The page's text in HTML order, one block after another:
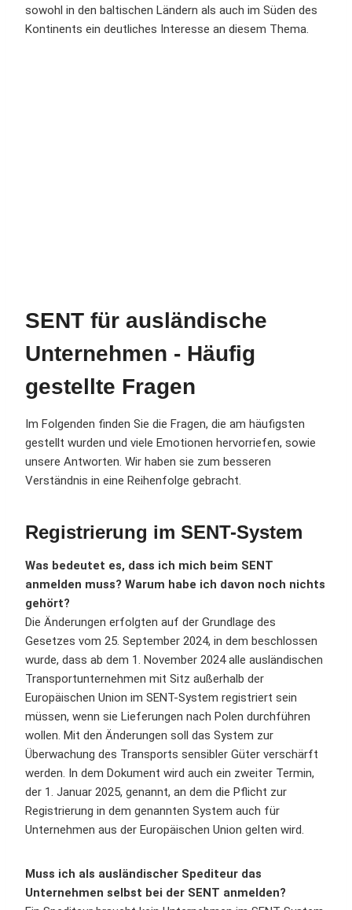
sowohl in den baltischen Ländern als auch im Süden des
Kontinents ein deutliches Interesse an diesem Thema.
SENT für ausländische
Unternehmen - Häufig
gestellte Fragen
Im Folgenden finden Sie die Fragen, die am häufigsten
gestellt wurden und viele Emotionen hervorriefen, sowie
unsere Antworten. Wir haben sie zum besseren
Verständnis in eine Reihenfolge gebracht.
Registrierung im SENT-System
Was bedeutet es, dass ich mich beim SENT
anmelden muss? Warum habe ich davon noch nichts
gehört?
Die Änderungen erfolgten auf der Grundlage des
Gesetzes vom 25. September 2024, in dem beschlossen
wurde, dass ab dem 1. November 2024 alle ausländischen
Transportunternehmen mit Sitz außerhalb der
Europäischen Union im SENT-System registriert sein
müssen, wenn sie Lieferungen nach Polen durchführen
wollen. Mit den Änderungen soll das System zur
Überwachung des Transports sensibler Güter verschärft
werden. In dem Dokument wird auch ein zweiter Termin,
der 1. Januar 2025, genannt, an dem die Pflicht zur
Registrierung in dem genannten System auch für
Unternehmen aus der Europäischen Union gelten wird.
Muss ich als ausländischer Spediteur das
Unternehmen selbst bei der SENT anmelden?